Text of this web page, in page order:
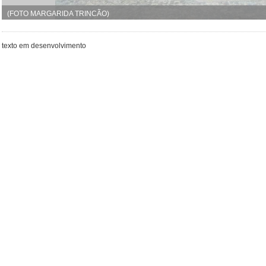
(FOTO MARGARIDA TRINCÃO)
texto em desenvolvimento